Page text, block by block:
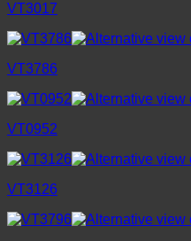
VT3017
VT3786
VT0952
VT3126